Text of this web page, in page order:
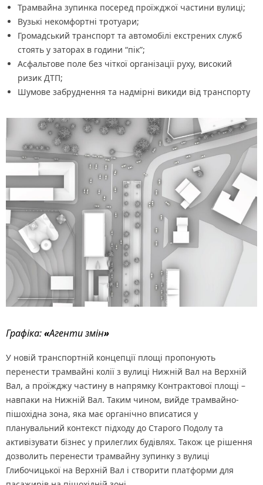
Трамвайна зупинка посеред проїжджої частини вулиці;
Вузькі некомфортні тротуари;
Громадський транспорт та автомобілі екстрених служб
стоять у заторах в години “пік”;
Асфальтове поле без чіткої організації руху, високий
ризик ДТП;
Шумове забруднення та надмірні викиди від транспорту
Графіка:«Агенти змін»
У новій транспортній концепції площі пропонують
перенести трамвайні колії з вулиці Нижній Вал на Верхній
Вал, а проїжджу частину в напрямку Контрактової площі –
навпаки на Нижній Вал. Таким чином, вийде трамвайно-
пішохідна зона, яка має органічно вписатися у
планувальний контекст підходу до Старого Подолу та
активізувати бізнес у прилеглих будівлях. Також це рішення
дозволить перенести трамвайну зупинку з вулиці
Глибочицької на Верхній Вал і створити платформи для